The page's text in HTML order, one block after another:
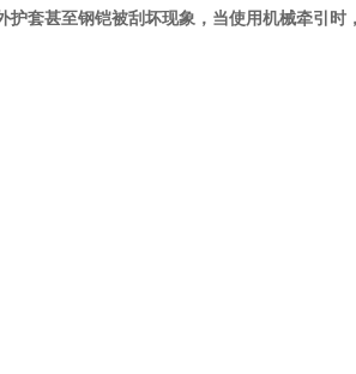
护套甚至钢铠被刮坏现象，当使用机械牵引时